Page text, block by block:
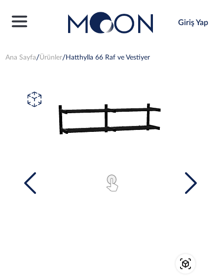
Giriş Yap
Ana Sayfa Ürünler Hatthylla 66 Raf ve Vestiyer